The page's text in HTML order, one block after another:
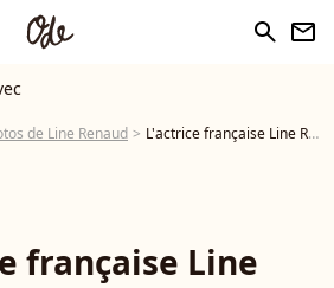
search newsletter
de Line Renaud L'actrice française Line Renaud et Bernadette Chirac arrivent à un dîner d'État à Yerevana, en Arménie, le 29 septembre 2006. Bernadette Chirac est en Arménie au deuxième jour d'une visite officielle de trois jours. Photo by Jacques Witt/Pool/ABACAPRESS.COM - Photo
française Line